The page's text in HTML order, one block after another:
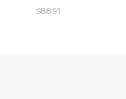
S8891